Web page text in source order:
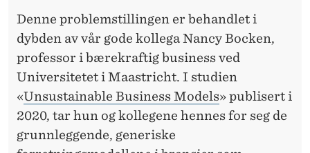
Denne problemstillingen er behandlet i
dybden av vår gode kollega Nancy Bocken,
professor i bærekraftig business ved
Universitetet i Maastricht. I studien
«Unsustainable Business Models» publisert i
2020, tar hun og kollegene hennes for seg de
grunnleggende, generiske